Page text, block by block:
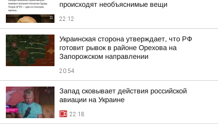
происходят необъяснимые вещи
22:12
Украинская сторона утверждает, что РФ
готовит рывок в районе Орехова на
Запорожском направлении
20:54
Запад сковывает действия российской
авиации на Украине
22:18